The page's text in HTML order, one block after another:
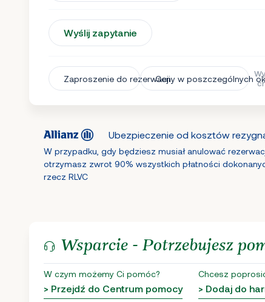
Wyślij zapytanie
Zaproszenie do rezerwacjiCeny w poszczególnych
Ubezpieczenie od kosztów
W przypadku, gdy będziesz musiał anulować
otrzymasz zwrot 90% wszystkich płatności
rzecz RLVC
Wsparcie - Potrzebujesz
W czym możemy Ci pomóc?
> Przejdź do Centrum pomocy
Chcesz
> Dodaj do